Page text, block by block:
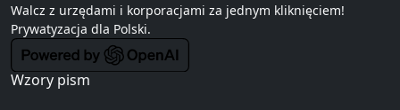
Walcz z urzędami i korporacjami za jednym kliknięciem!
Prywatyzacja dla Polski.
Wzory pism